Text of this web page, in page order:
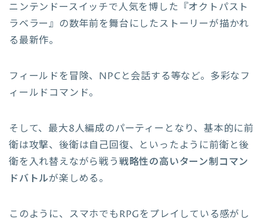
ニンテンドースイッチで人気を博した『オクトパスト
ラベラー』の数年前を舞台にしたストーリーが描かれ
る最新作。
フィールドを冒険、NPCと会話する等など。多彩なフ
ィールドコマンド。
そして、最大8人編成のパーティーとなり、基本的に前
衛は攻撃、後衛は自己回復、といったように前衛と後
衛を入れ替えながら戦う戦略性の高いターン制コマン
ドバトルが楽しめる。
このように、スマホでもRPGをプレイしている感がし